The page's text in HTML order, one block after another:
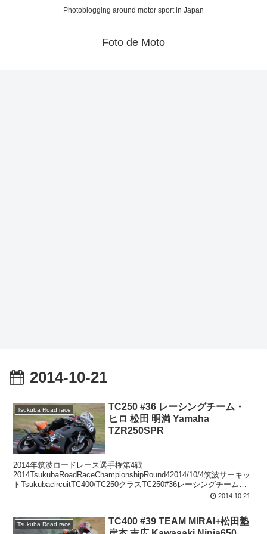
Photoblogging around motor sport in Japan
Foto de Moto
2014-10-21
Tsukuba Road race
TC250 #36 レーシングチーム・
ヒロ 松田 明満 Yamaha
TZR250SPR
2014年筑波ロードレース選手権第4戦
2014TsukubaRoadRaceChampionshipRound42014/10/4筑波サーキッ
トTsukubacircuitTC400/TC250クラスTC250#36レーシングチーム・
2014.10.21
Tsukuba Road race
TC400 #39 TEAM MIRAI+松田塾